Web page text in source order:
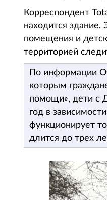
Корреспондент
находится здание.
помещения и
территорией
По информации
которым
помощи», дети с
год в
функционирует
длится до трех